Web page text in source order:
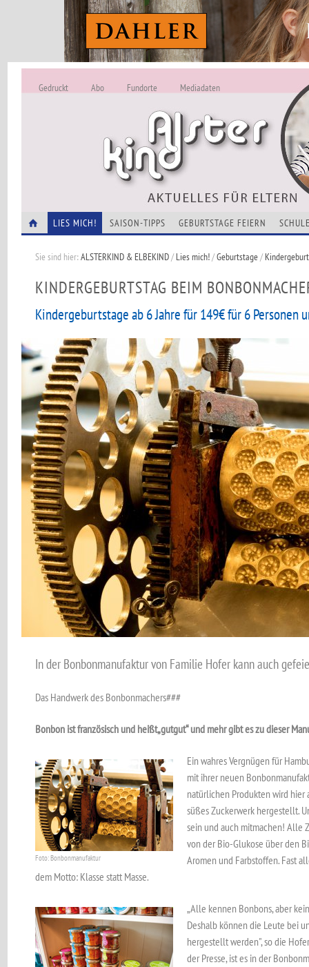
ALSTERKIND -
Alles Neu
Gedruckt Abo Fundorte Mediadaten
LIES MICH! SAISON-TIPPS GEBURTSTAGE FEIERN
Sie sind hier:ALSTERKIND & ELBEKIND/Lies mich!/Geburtstage/
KINDERGEBURTSTAG BEIM
Kindergeburtstage ab 6 Jahre für 149€ für 6 Personen
In der Bonbonmanufaktur von Familie Hofer kann auch
Das Handwerk des Bonbonmachers###
Bonbon ist französisch und heißt„gutgut“ und mehr gibt es zu dieser
Foto: Bonbonmanufaktur
Ein wahres Vergnügen für
mit ihrer neuen
natürlichen Produkten wird hier
süßes Zuckerwerk hergestellt.
sein und auch mitmachen! Alle
von der Bio-Glukose über den
Aromen und Farbstoffen. Fast
dem Motto: Klasse statt Masse.
„Alle kennen Bonbons, aber
Deshalb können die Leute bei
hergestellt werden", so die
der Presse, ist es in der